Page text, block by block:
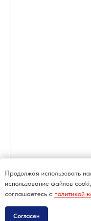
Продолжая использовать
использование файлов
соглашаетесь c политикой
Согласен